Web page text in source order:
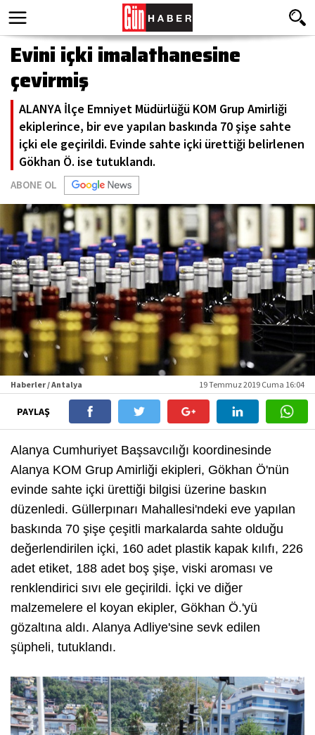
Evini içki imalathanesine
çevirmiş
ALANYA İlçe Emniyet Müdürlüğü KOM Grup Amirliği
ekiplerince, bir eve yapılan baskında 70 şişe sahte
içki ele geçirildi. Evinde sahte içki ürettiği belirlenen
Gökhan Ö. ise tutuklandı.
ABONE OL
Haberler / Antalya 19 Temmuz 2019 Cuma 16:04
PAYLAŞ
Alanya Cumhuriyet Başsavcılığı koordinesinde
Alanya KOM Grup Amirliği ekipleri, Gökhan Ö'nün
evinde sahte içki ürettiği bilgisi üzerine baskın
düzenledi. Güllerpınarı Mahallesi'ndeki eve yapılan
baskında 70 şişe çeşitli markalarda sahte olduğu
değerlendirilen içki, 160 adet plastik kapak kılıfı, 226
adet etiket, 188 adet boş şişe, viski aroması ve
renklendirici sıvı ele geçirildi. İçki ve diğer
malzemelere el koyan ekipler, Gökhan Ö.'yü
gözaltına aldı. Alanya Adliye'sine sevk edilen
şüpheli, tutuklandı.